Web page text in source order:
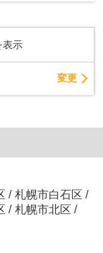
表示
変更
/ 札幌市白石区 /
/ 札幌市北区 /